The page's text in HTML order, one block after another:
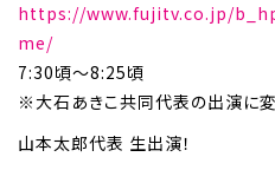
https://www.fujitv.co.jp/
me/
7:30頃～8:25頃
※大石あきこ共同代表の出演に変
山本太郎代表 生出演！